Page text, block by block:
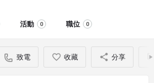
活動 0 職位 0
致電 收藏 分享